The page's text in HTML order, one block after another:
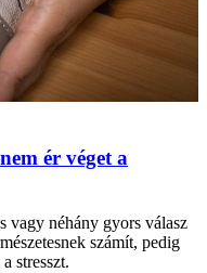
ér véget a
vagy néhány gyors válasz
számít, pedig
stresszt.